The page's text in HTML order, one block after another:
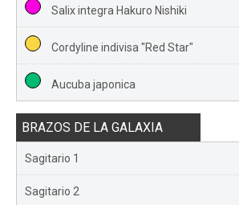
Salix integra Hakuro Nishiki
Cordyline indivisa "Red Star"
Aucuba japonica
BRAZOS DE LA GALAXIA
Sagitario 1
Sagitario 2